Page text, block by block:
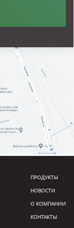
ПРОДУКТЫ
НОВОСТИ
О КОМПАНИИ
КОНТАКТЫ